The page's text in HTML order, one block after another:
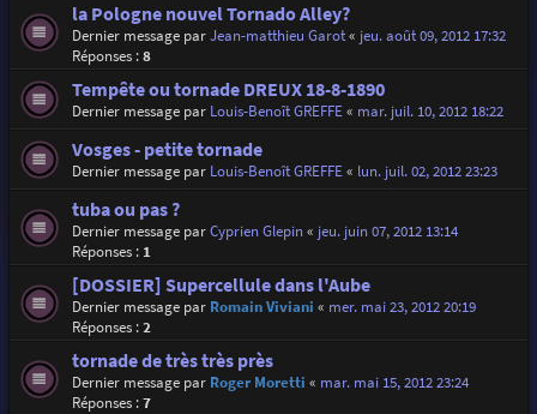
la Pologne nouvel Tornado Alley?
Dernier message parJean-matthieu Garot« jeu. août 09, 2012 17:32
Réponses :8
Tempête ou tornade DREUX 18-8-1890
Dernier message par Louis-Benoît GREFFE« mar. juil. 10, 2012 18:22
Vosges - petite tornade
Dernier message par Louis-Benoît GREFFE« lun. juil. 02, 2012 23:23
tuba ou pas ?
Dernier message parCyprien Glepin« jeu. juin 07, 2012 13:14
Réponses : 1
[DOSSIER] Supercellule dans l'Aube
Dernier message par Romain Viviani « mer. mai 23, 2012 20:19
Réponses :2
tornade de très très près
Dernier message par Roger Moretti « mar. mai 15, 2012 23:24
Réponses :7